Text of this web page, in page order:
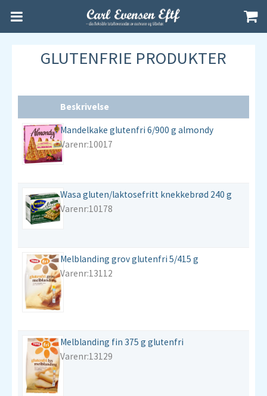
GLUTENFRIE PRODUKTER
Beskrivelse
Mandelkake glutenfri 6/900 g almondy
Varenr:10017
Wasa gluten/laktosefritt knekkebrød 240 g
Varenr:10178
Melblanding grov glutenfri 5/415 g
Varenr:13112
Melblanding fin 375 g glutenfri
Varenr:13129